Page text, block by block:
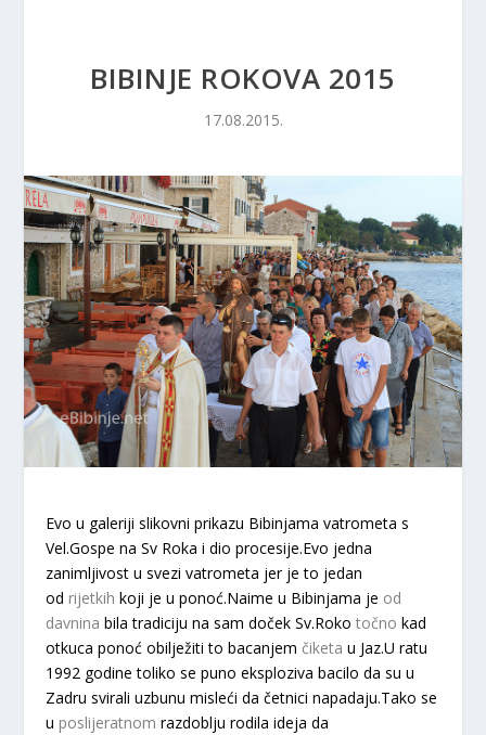
BIBINJE ROKOVA 2015
17.08.2015.
Evo u galeriji slikovni prikazu Bibinjama vatrometa s
Vel.Gospe na Sv Roka i dio procesije.Evo jedna
zanimljivost u svezi vatrometa jer je to jedan
od rijetkih koji je u ponoć.Naime u Bibinjama je od
davnina bila tradiciju na sam doček Sv.Rokotočno kad
otkuca ponoć obilježiti to bacanjemčiketa u Jaz.U ratu
1992 godine toliko se puno eksploziva bacilo da su u
Zadru svirali uzbunu misleći da četnici napadaju.Tako se
u poslijeratnom razdoblju rodila ideja da